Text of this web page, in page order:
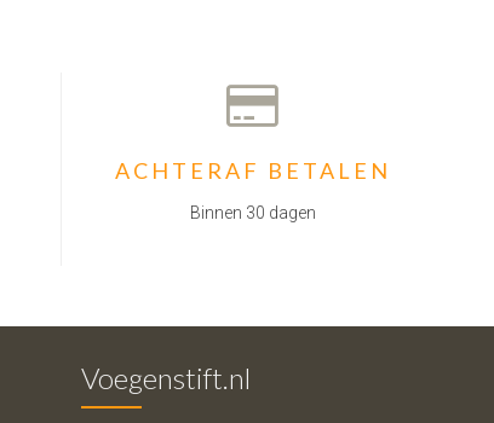
ACHTERAF BETALEN
Binnen 30 dagen
Voegenstift.nl